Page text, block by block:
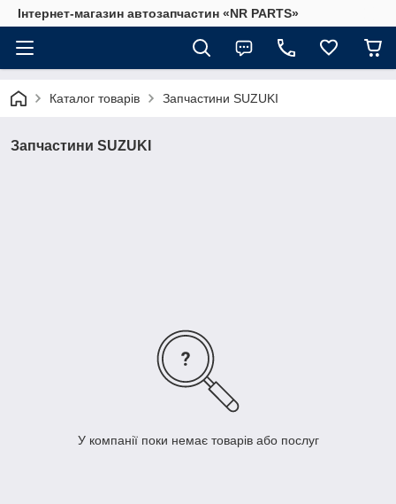
Інтернет-магазин автозапчастин «NR PARTS»
Каталог товарів Запчастини SUZUKI
Запчастини SUZUKI
У компанії поки немає товарів або послуг